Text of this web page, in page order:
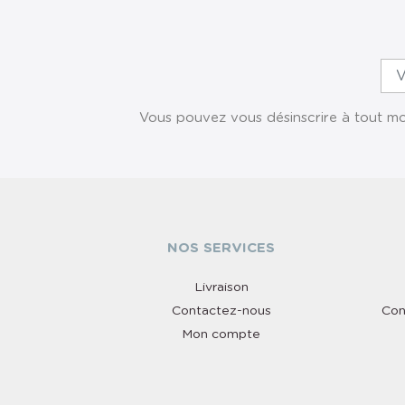
Vous pouvez vous désinscrire à tout
NOS SERVICES
Livraison
Contactez-nous
Mon compte